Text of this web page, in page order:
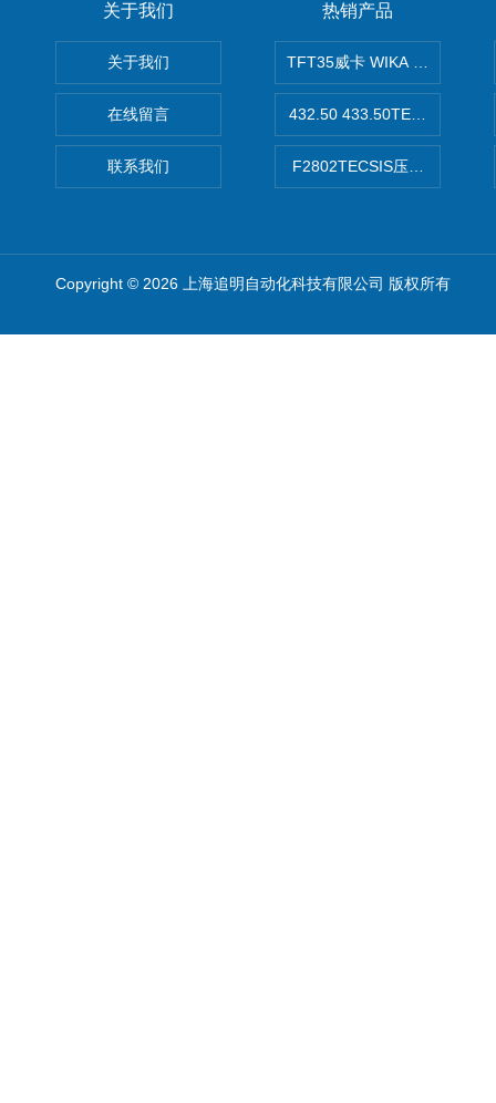
关于我们
关于我们
在线留言
联系我们
热销产品
TFT35威卡 WIKA Tecsis 温
432.50 433.50TECSIS压力表
F2802TECSIS压力传感器
Copyright © 2026 上海追明自动化科技有限公司 版权所有